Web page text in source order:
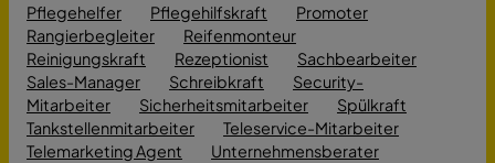
Pflegehelfer
Pflegehilfskraft
Promoter
Rangierbegleiter
Reifenmonteur
Reinigungskraft
Rezeptionist
Sachbearbeiter
Sales-Manager
Schreibkraft
Security-
Mitarbeiter
Sicherheitsmitarbeiter
Spülkraft
Tankstellenmitarbeiter
Teleservice-Mitarbeiter
Telemarketing Agent
Unternehmensberater